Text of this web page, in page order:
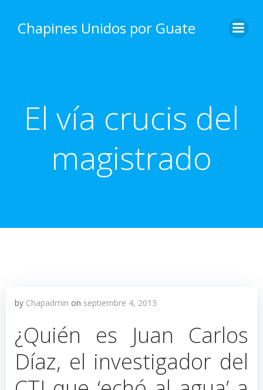
content
Chapines Unidos por Guate
El vía crucis del
magistrado
by Chapadmin on septiembre 4, 2013
¿Quién es Juan Carlos
Díaz, el investigador del